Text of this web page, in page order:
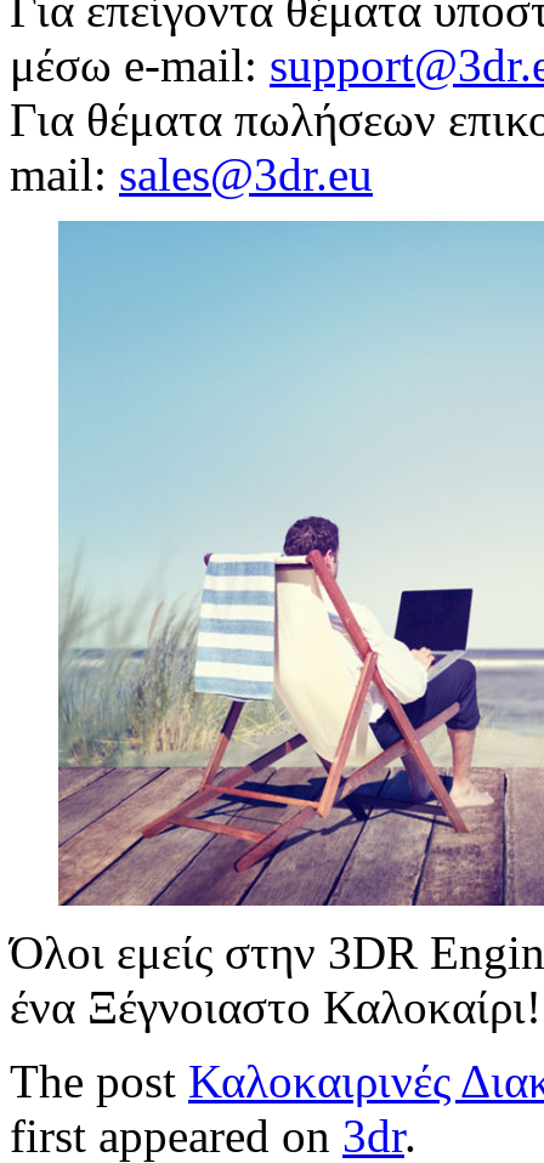
μέσω e-mail:
Για θέματα πωλήσεων
mail: sales@3dr.eu
Όλοι εμείς στην 3DR
ένα Ξέγνοιαστο Καλοκαίρι!
The post Καλοκαιρινές
first appeared on 3dr.